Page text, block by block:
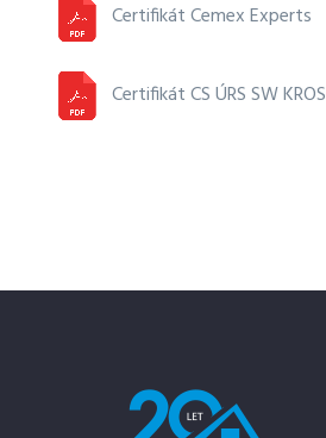
Certifikát Cemex Experts
Certifikát CS ÚRS SW KROS